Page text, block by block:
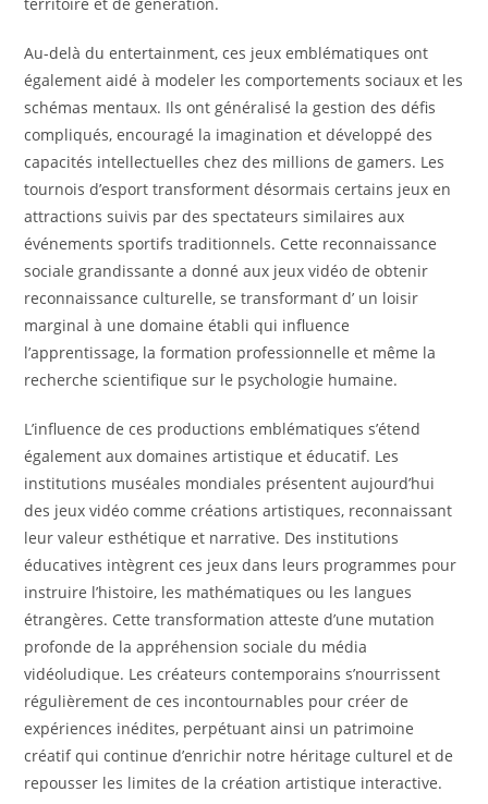
Au-delà du entertainment, ces jeux emblématiques ont
également aidé à modeler les comportements sociaux et les
schémas mentaux. Ils ont généralisé la gestion des défis
compliqués, encouragé la imagination et développé des
capacités intellectuelles chez des millions de gamers. Les
tournois d’esport transforment désormais certains jeux en
attractions suivis par des spectateurs similaires aux
événements sportifs traditionnels. Cette reconnaissance
sociale grandissante a donné aux jeux vidéo de obtenir
reconnaissance culturelle, se transformant d’ un loisir
marginal à une domaine établi qui influence
l’apprentissage, la formation professionnelle et même la
recherche scientifique sur le psychologie humaine.
L’influence de ces productions emblématiques s’étend
également aux domaines artistique et éducatif. Les
institutions muséales mondiales présentent aujourd’hui
des jeux vidéo comme créations artistiques, reconnaissant
leur valeur esthétique et narrative. Des institutions
éducatives intègrent ces jeux dans leurs programmes pour
instruire l’histoire, les mathématiques ou les langues
étrangères. Cette transformation atteste d’une mutation
profonde de la appréhension sociale du média
vidéoludique. Les créateurs contemporains s’nourrissent
régulièrement de ces incontournables pour créer de
expériences inédites, perpétuant ainsi un patrimoine
créatif qui continue d’enrichir notre héritage culturel et de
repousser les limites de la création artistique interactive.